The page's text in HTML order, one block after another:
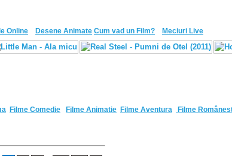
Online Desene Animate Cum vad un Film? Meciuri Live
Filme Comedie Filme Animatie Filme Aventura Filme